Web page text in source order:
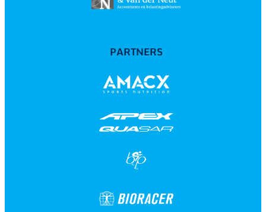
PARTNERS